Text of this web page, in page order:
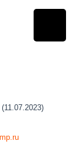
(11.07.2023)